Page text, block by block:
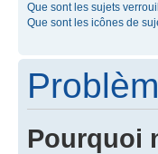
Que sont les sujets
Que sont les icônes de
Pourquoi